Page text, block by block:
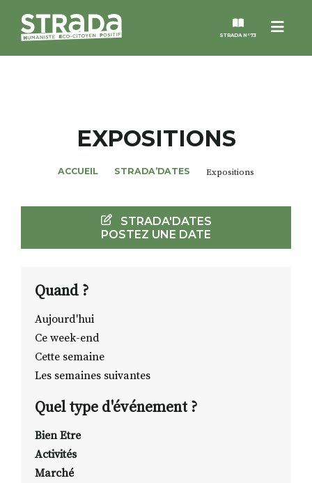
Menu
STRADA N°73
MAGAZINES
NOS THÈMES
STRADA’DATES
ALTER STRADA
ROSÉE DE MAI
S'INSCRIRE À LA NEWSLETTER
FACEBOOKINSTAGRAM
LINKEDIN
EXPOSITIONS
ACCUEIL STRADA’DATES Expositions
STRADA'DATES
POSTEZ UNE DATE
Quand ?
Aujourd'hui
Ce week-end
Cette semaine
Les semaines suivantes
Quel type d'événement ?
Bien Etre
Activités
Marché